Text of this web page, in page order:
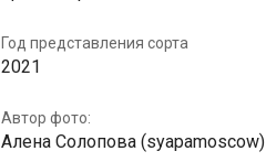
Год представления сорта
2021
Автор фото:
Алена Солопова (syapamoscow)